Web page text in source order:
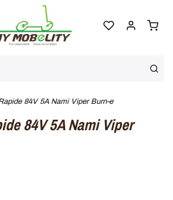
84V 5A Nami Viper Burn-e
84V 5A Nami Viper